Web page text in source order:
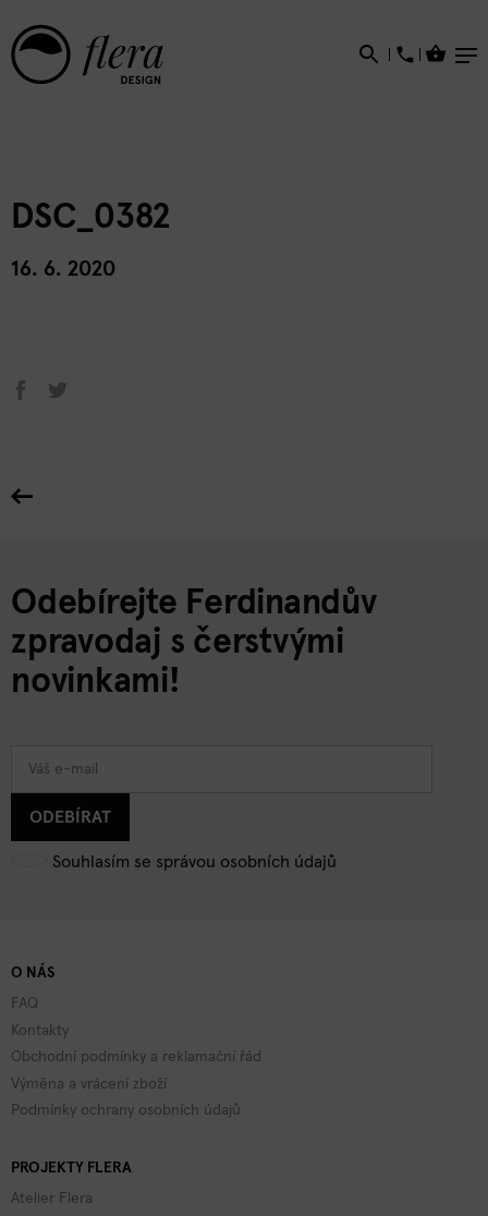
DSC_0382
16. 6. 2020
Odebírejte Ferdinandův
zpravodaj s čerstvými
novinkami!
ODEBÍRAT
Souhlasím se správou osobních údajů
O NÁS
FAQ
Kontakty
Obchodní podmínky a reklamační řád
Výměna a vrácení zboží
Podmínky ochrany osobních údajů
PROJEKTY FLERA
Atelier Flera